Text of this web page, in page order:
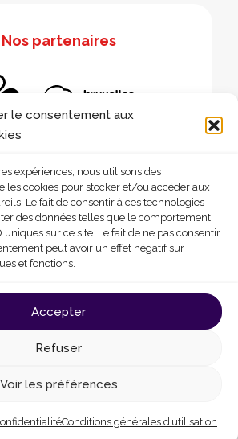
le consentement aux
expériences, nous utilisons des
les cookies pour stocker et/ou accéder aux
Le fait de consentir à ces technologies
des données telles que le comportement
uniques sur ce site. Le fait de ne pas consentir
peut avoir un effet négatif sur
et fonctions.
Accepter
Refuser
Voir les préférences
Conditions générales d’utilisation
Nos partenaires
love
de confidentialité